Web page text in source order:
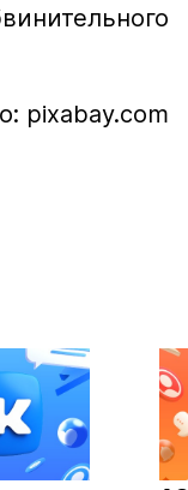
pixabay.com